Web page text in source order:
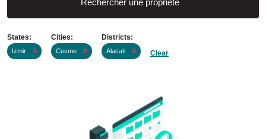
Rechercher une propriété
States:
Izmir X
Cities:
Cesme X
Districts:
Alacati X Clear